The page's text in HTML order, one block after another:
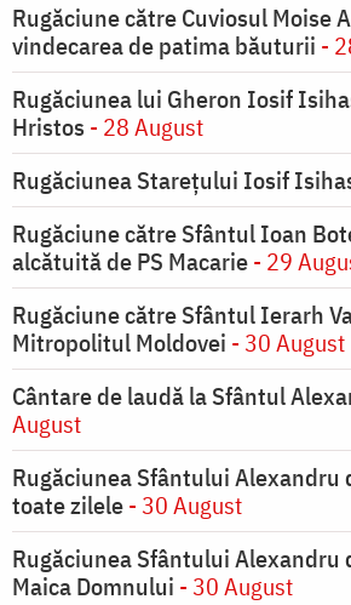
Rugăciune către Cuviosul Moise
vindecarea de patima băuturii -
Rugăciunea lui Gheron Iosif
Hristos - 28 August
Rugăciunea Starețului Iosif
Rugăciune către Sfântul Ioan
alcătuită de PS Macarie- 29
Rugăciune către Sfântul Ierarh
Mitropolitul Moldovei - 30 August
Cântare de laudă la Sfântul
August
Rugăciunea Sfântului Alexandru
toate zilele- 30 August
Rugăciunea Sfântului Alexandru
Maica Domnului - 30 August